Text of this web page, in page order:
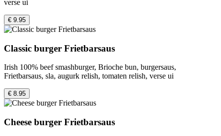
verse ui
€ 9.95
Classic burger Frietbarsaus
Irish 100% beef smashburger, Brioche bun, burgersaus,
Frietbarsaus, sla, augurk relish, tomaten relish, verse ui
€ 8.95
Cheese burger Frietbarsaus